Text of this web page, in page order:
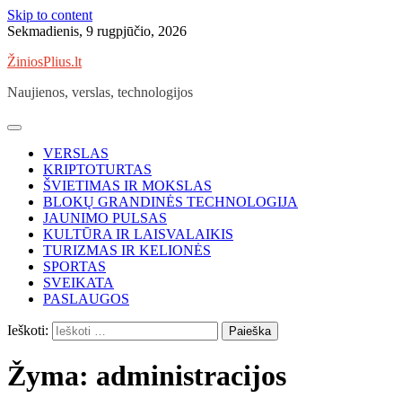
Skip to content
Sekmadienis, 9 rugpjūčio, 2026
ŽiniosPlius.lt
Naujienos, verslas, technologijos
VERSLAS
KRIPTOTURTAS
ŠVIETIMAS IR MOKSLAS
BLOKŲ GRANDINĖS TECHNOLOGIJA
JAUNIMO PULSAS
KULTŪRA IR LAISVALAIKIS
TURIZMAS IR KELIONĖS
SPORTAS
SVEIKATA
PASLAUGOS
Ieškoti:
Žyma: administracijos